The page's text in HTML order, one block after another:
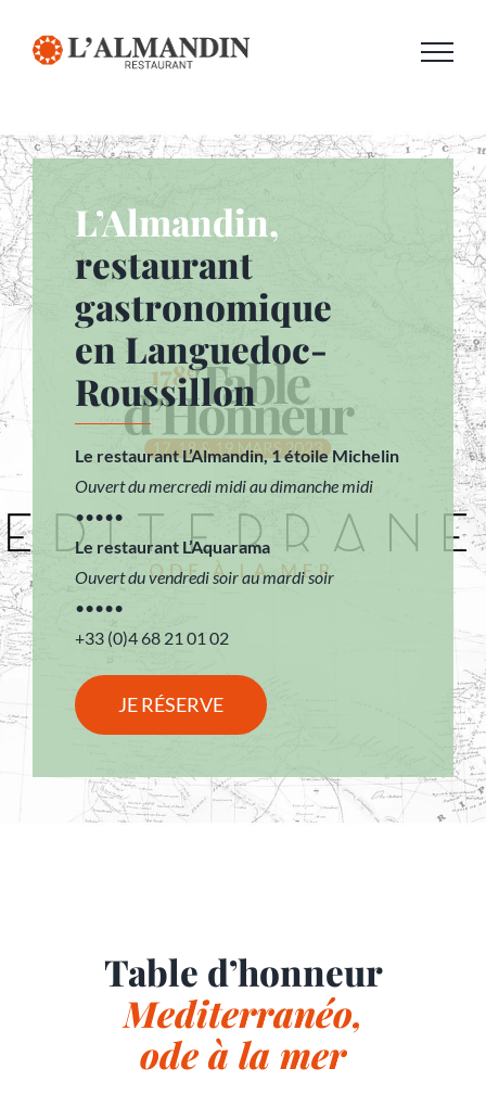
L’Almandin,
restaurant
gastronomique
en Languedoc-
Roussillon
Le restaurant L’Almandin, 1 étoile Michelin
Ouvert du mercredi midi au dimanche midi
•••••
Le restaurant L’Aquarama
Ouvert du vendredi soir au mardi soir
•••••
+33 (0)4 68 21 01 02
JE RÉSERVE
Table d’honneur
Mediterranéo,
ode à la mer